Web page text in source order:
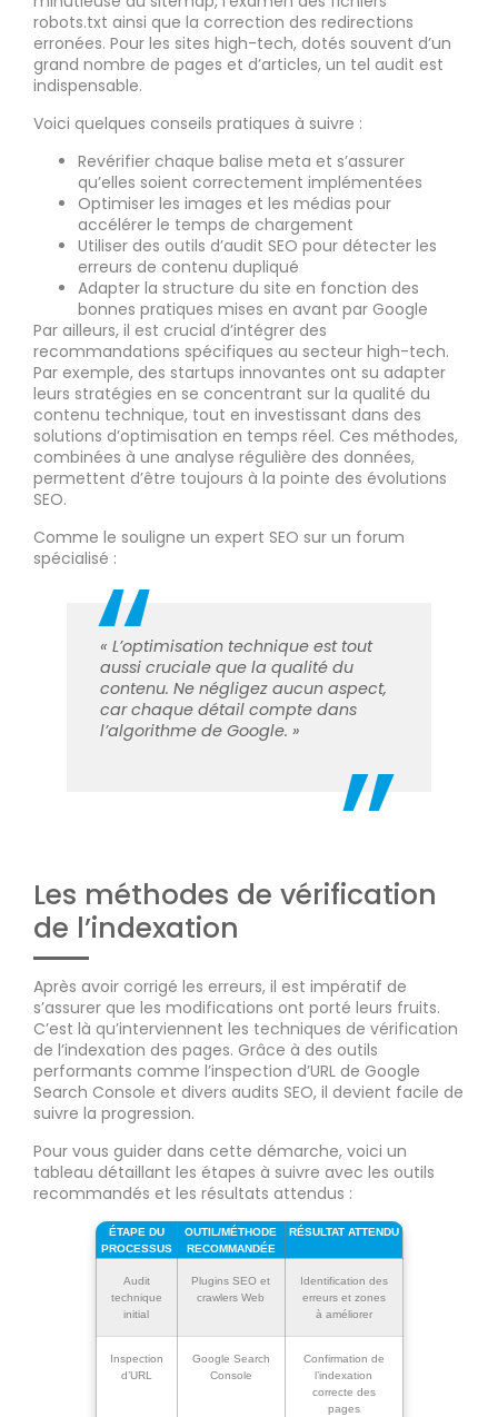
robots.txt ainsi que la correction des redirections
erronées. Pour les sites high-tech, dotés souvent d’un
grand nombre de pages et d’articles, un tel audit est
indispensable.
Voici quelques conseils pratiques à suivre :
Revérifier chaque balise meta et s’assurer
qu’elles soient correctement implémentées
Optimiser les images et les médias pour
accélérer le temps de chargement
Utiliser des outils d’audit SEO pour détecter les
erreurs de contenu dupliqué
Adapter la structure du site en fonction des
bonnes pratiques mises en avant par Google
Par ailleurs, il est crucial d’intégrer des
recommandations spécifiques au secteur high-tech.
Par exemple, des startups innovantes ont su adapter
leurs stratégies en se concentrant sur la qualité du
contenu technique, tout en investissant dans des
solutions d’optimisation en temps réel. Ces méthodes,
combinées à une analyse régulière des données,
permettent d’être toujours à la pointe des évolutions
SEO.
Comme le souligne un expert SEO sur un forum
spécialisé :
« L’optimisation technique est tout
aussi cruciale que la qualité du
contenu. Ne négligez aucun aspect,
car chaque détail compte dans
l’algorithme de Google. »
Les méthodes de vérification
de l’indexation
Après avoir corrigé les erreurs, il est impératif de
s’assurer que les modifications ont porté leurs fruits.
C’est là qu’interviennent les techniques de vérification
de l’indexation des pages. Grâce à des outils
performants comme l’inspection d’URL de Google
Search Console et divers audits SEO, il devient facile de
suivre la progression.
Pour vous guider dans cette démarche, voici un
tableau détaillant les étapes à suivre avec les outils
recommandés et les résultats attendus :
ÉTAPE DU
PROCESSUS
OUTIL/MÉTHODE
RECOMMANDÉE
RÉSULTAT ATTENDU
Audit
technique
initial
Plugins SEO et
crawlers Web
Identification des
erreurs et zones
à améliorer
Inspection
d’URL
Google Search
Console
Confirmation de
l’indexation
correcte des
pages